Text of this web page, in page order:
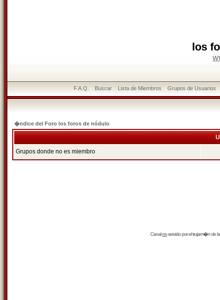
los
F.A.Q. Buscar Lista de Miembros Grupos de Usuarios
�ndice del Foro los foros de nódulo
Grupos donde no es miembro
Canalrssservido por eltrujam�nde